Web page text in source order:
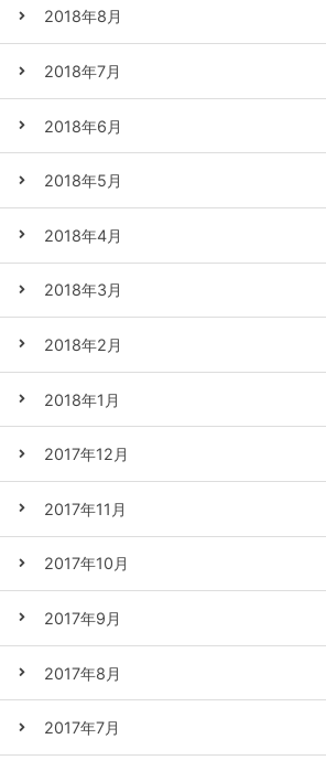
2018年8月
2018年7月
2018年6月
2018年5月
2018年4月
2018年3月
2018年2月
2018年1月
2017年12月
2017年11月
2017年10月
2017年9月
2017年8月
2017年7月